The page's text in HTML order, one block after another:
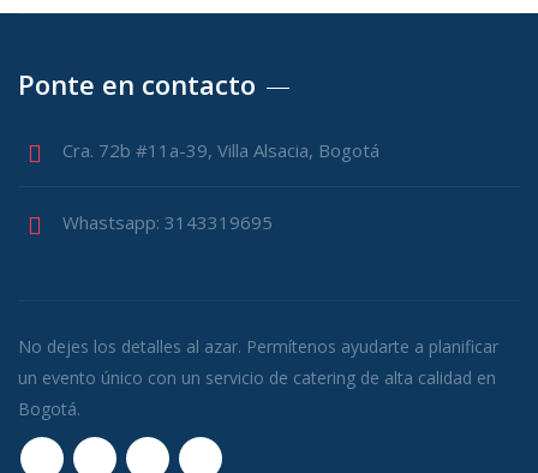
Ponte en contacto
Cra. 72b #11a-39, Villa Alsacia, Bogotá
Whastsapp: 3143319695
No dejes los detalles al azar. Permítenos ayudarte a planificar
un evento único con un servicio de catering de alta calidad en
Bogotá.